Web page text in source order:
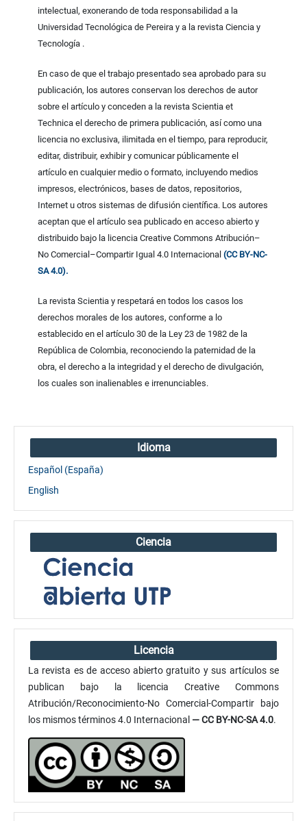
intelectual, exonerando de toda responsabilidad a la
Universidad Tecnológica de Pereira y a la revista Ciencia y
Tecnología .
En caso de que el trabajo presentado sea aprobado para su
publicación, los autores conservan los derechos de autor
sobre el artículo y conceden a la revista Scientia et
Technica el derecho de primera publicación, así como una
licencia no exclusiva, ilimitada en el tiempo, para reproducir,
editar, distribuir, exhibir y comunicar públicamente el
artículo en cualquier medio o formato, incluyendo medios
impresos, electrónicos, bases de datos, repositorios,
Internet u otros sistemas de difusión científica. Los autores
aceptan que el artículo sea publicado en acceso abierto y
distribuido bajo la licencia Creative Commons Atribución–
No Comercial–Compartir Igual 4.0 Internacional(CC BY-NC-
SA 4.0).
La revista Scientia y respetará en todos los casos los
derechos morales de los autores, conforme a lo
establecido en el artículo 30 de la Ley 23 de 1982 de la
República de Colombia, reconociendo la paternidad de la
obra, el derecho a la integridad y el derecho de divulgación,
los cuales son inalienables e irrenunciables.
Idioma
Español (España)
English
Ciencia
Licencia
La revista es de acceso abierto gratuito y sus artículos se
publican bajo la licencia Creative Commons
Atribución/Reconocimiento-No Comercial-Compartir bajo
los mismos términos 4.0 Internacional — CC BY-NC-SA 4.0.